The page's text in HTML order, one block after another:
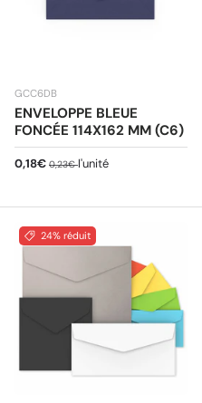
GCC6DB
ENVELOPPE BLEUE
FONCÉE 114X162 MM (C6)
Prix soldé
0,18€ Prix habituel
0,23€l'unité
24% réduit